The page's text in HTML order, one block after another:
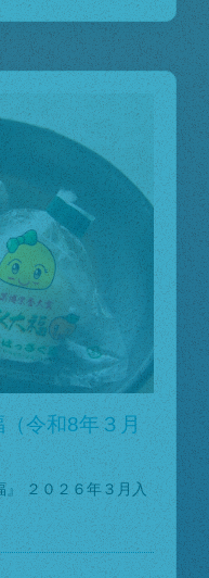
令和8年３月
２０２６年３月入